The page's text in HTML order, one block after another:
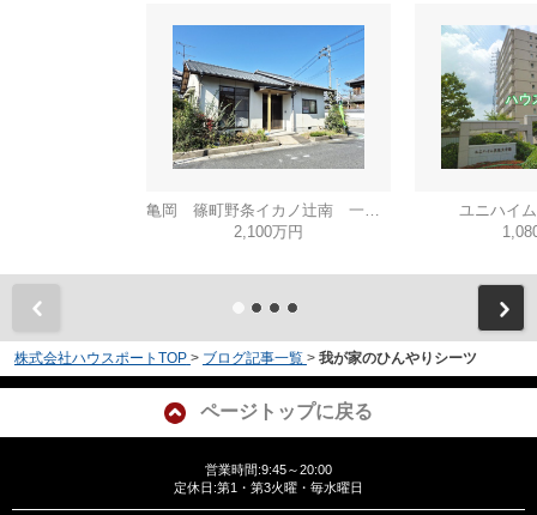
亀岡 篠町野条イカノ辻南 一戸建
2,100万円
ユニハイ
株式会社ハウスポートTOP > ブログ記事一覧 > 我が家のひんやりシーツ
ページトップに戻る
営業時間:9:45～20:00
定休日:第1・第3火曜・毎水曜日